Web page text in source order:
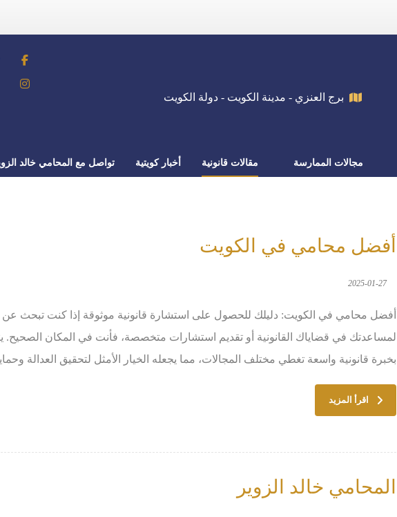
برج العنزي - مدينة الكويت - دولة الكويت
مجالات الممارسة مقالات قانونية أخبار كويتية تواصل مع المحامي خالد
أفضل محامي في الكويت
2025-01-27
أفضل محامي في الكويت: دليلك للحصول على استشارة قانونية موثوقة إذا كنت تبحث
لمساعدتك في قضاياك القانونية أو تقديم استشارات متخصصة، فأنت في المكان الصحيح.
بخبرة قانونية واسعة تغطي مختلف المجالات، مما يجعله الخيار الأمثل لتحقيق العدالة
اقرأ المزيد
المحامي خالد الزوير